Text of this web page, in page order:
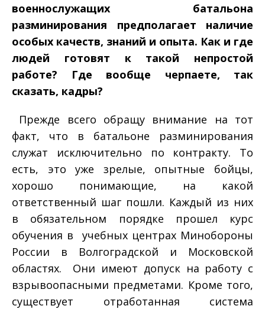
военнослужащих батальона
разминирования предполагает наличие
особых качеств, знаний и опыта. Как и где
людей готовят к такой непростой
работе? Где вообще черпаете, так
сказать, кадры?
­ Прежде всего обращу внимание на тот
факт, что в батальоне разминирования
служат исключительно по контракту. То
есть, это уже зрелые, опытные бойцы,
хорошо понимающие, на какой
ответственный шаг пошли. Каждый из них
в обязательном порядке прошел курс
обучения в учебных центрах Минобороны
России в Волгоградской и Московской
областях. Они имеют допуск на работу с
взрывоопасными предметами. Кроме того,
существует отработанная система